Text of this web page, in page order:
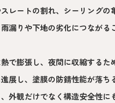
レートの割れ、シーリングの
漏りや下地の劣化につながる
で膨張し、夜間に収縮するた
展し、塗膜の防錆性能が落ち
外観だけでなく構造安全性に